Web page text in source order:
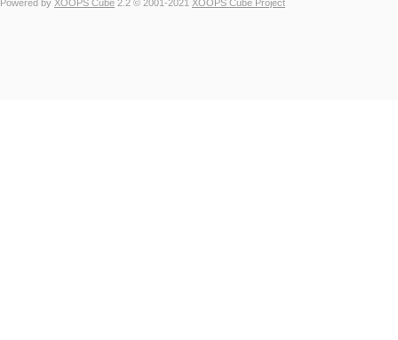
Powered by XOOPS Cube 2.2 © 2001-2021 XOOPS Cube Project